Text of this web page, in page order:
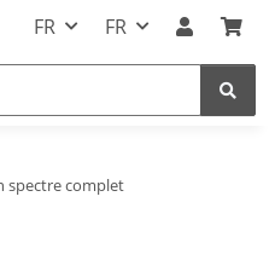
FR FR
spectre complet